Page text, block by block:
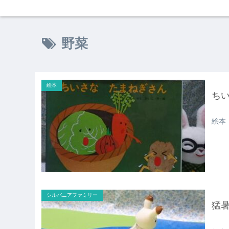
野菜
絵本
ち
絵
シルバニアファミリー
猛